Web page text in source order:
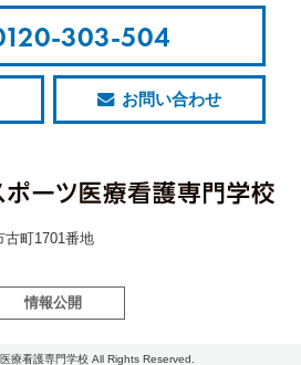
303-504
お問い合わせ
町1701番地
情報公開
療看護専門学校 All Rights Reserved.